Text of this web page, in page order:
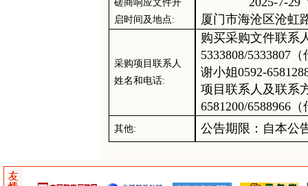
磋商响应文件开
启时间及地点:
厦门市海沧区沧虹
采购项目联系人
姓名和电话:
购买采购文件联系
5333808/5333807
谢小姐0592-
项目联系人及联系
6581200/6588966（
其他: 公告期限： 自本公